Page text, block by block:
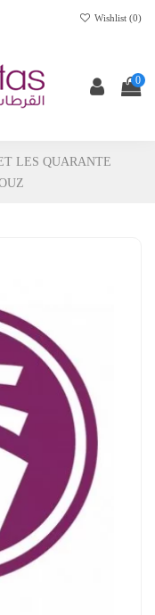
Wishlist (0)
0
LES QUARANTE